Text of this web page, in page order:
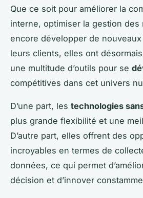
Que ce soit pour améliorer la
interne, optimiser la gestion des
encore développer de
leurs clients, elles ont
une multitude d’outils pour se
compétitives dans cet univers
D’une part, les technologies
plus grande flexibilité et une
D’autre part, elles offrent des
incroyables en termes de
données, ce qui permet
décision et d’innover